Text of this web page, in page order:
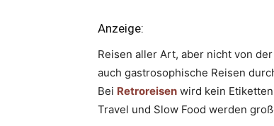
Anzeige:
Reisen aller Art, aber nicht von
auch gastrosophische Reisen
Bei Retroreisen wird kein
Travel und Slow Food werden